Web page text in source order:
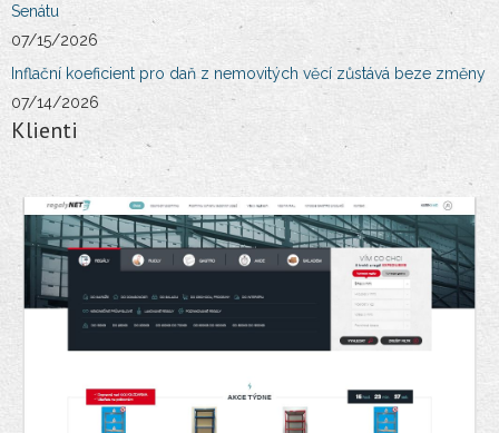
Senátu
07/15/2026
Inflační koeficient pro daň z nemovitých věcí zůstává beze změny
07/14/2026
Klienti